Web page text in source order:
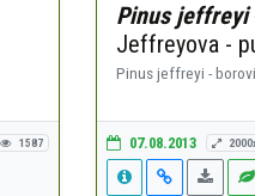
1587
Pinus jeffreyi
Jeffreyova -
Pinus jeffreyi -
07.08.2013